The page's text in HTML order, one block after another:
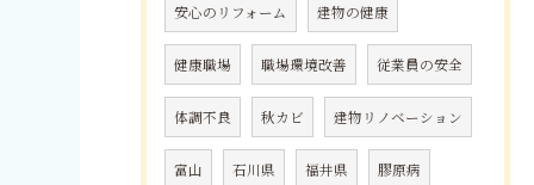
安心のリフォーム 建物の健康
健康職場 職場環境改善 従業員の安全
体調不良 秋カビ 建物リノベーション
富山 石川県 福井県 膠原病